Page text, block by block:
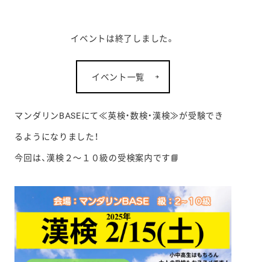
イベントは終了しました。
イベント一覧
マンダリンBASEにて≪英検・数検・漢検≫が受験でき
るようになりました！
今回は、漢検２～１０級の受検案内です📘